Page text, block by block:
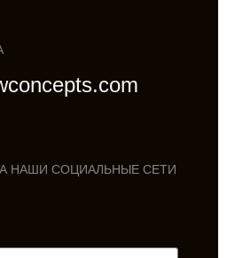
НАШИ СОЦИАЛЬНЫЕ СЕТИ